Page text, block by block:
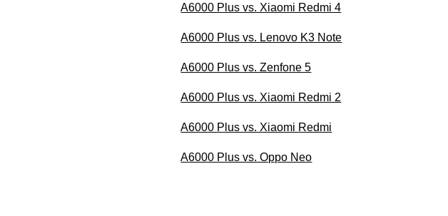
A6000 Plus vs. Xiaomi Redmi 4
A6000 Plus vs. Lenovo K3 Note
A6000 Plus vs. Zenfone 5
A6000 Plus vs. Xiaomi Redmi 2
A6000 Plus vs. Xiaomi Redmi
A6000 Plus vs. Oppo Neo